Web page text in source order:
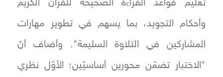
تعليم قواعد القراءة الصحيحة للقرآن الكريم
وأحكام التجويد، بما يسهم في تطوير مهارات
المشاركين في التلاوة السليمة". وأضاف أنّ
"الاختبار تضمّن محورين أساسيّين؛ الأوّل نظري